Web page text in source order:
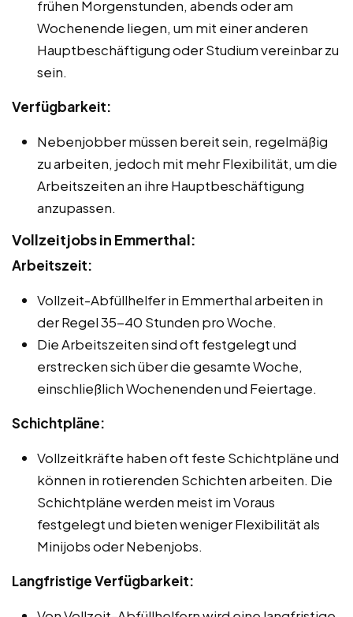
frühen Morgenstunden, abends oder am
Wochenende liegen, um mit einer anderen
Hauptbeschäftigung oder Studium vereinbar zu
sein.
Verfügbarkeit:
Nebenjobber müssen bereit sein, regelmäßig
zu arbeiten, jedoch mit mehr Flexibilität, um die
Arbeitszeiten an ihre Hauptbeschäftigung
anzupassen.
Vollzeitjobs in Emmerthal:
Arbeitszeit:
Vollzeit-Abfüllhelfer in Emmerthal arbeiten in
der Regel 35-40 Stunden pro Woche.
Die Arbeitszeiten sind oft festgelegt und
erstrecken sich über die gesamte Woche,
einschließlich Wochenenden und Feiertage.
Schichtpläne:
Vollzeitkräfte haben oft feste Schichtpläne und
können in rotierenden Schichten arbeiten. Die
Schichtpläne werden meist im Voraus
festgelegt und bieten weniger Flexibilität als
Minijobs oder Nebenjobs.
Langfristige Verfügbarkeit: